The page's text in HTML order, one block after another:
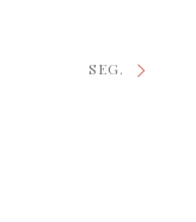
SEG.